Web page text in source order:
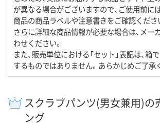
が異なる場合がございますので、ご使用前に
商品の商品ラベルや注意書きをご確認くださ
さらに詳細な商品情報が必要な場合は、メー
わせください。
また、販売単位における「セット」表記は、箱
するものではありません。あらかじめご了承
スクラブパンツ(男女兼用)の
ング